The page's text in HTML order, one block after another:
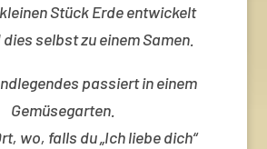
Stück Erde entwickelt
selbst zu einem Samen.
passiert in einem
Gemüsegarten.
wo, falls du „Ich liebe dich“